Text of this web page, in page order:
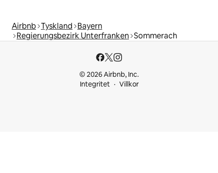
Airbnb Tyskland Bayern
Regierungsbezirk Unterfranken Sommerach
© 2026 Airbnb, Inc.
Integritet
Villkor